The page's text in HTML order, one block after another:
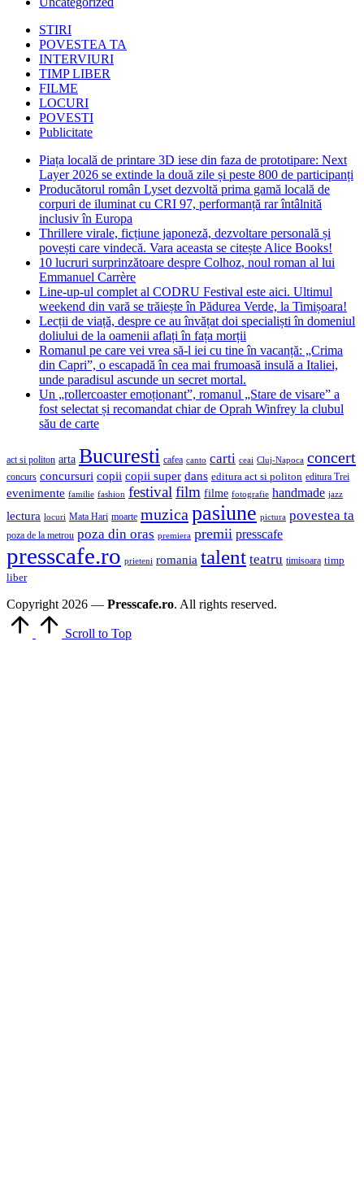
STIRI
POVESTEA TA
INTERVIURI
TIMP LIBER
FILME
LOCURI
POVESTI
Publicitate
Piața locală de printare 3D iese din faza de prototipare: Next
Layer 2026 se extinde la două zile și peste 800 de participanți
Producătorul român Lyset dezvoltă prima gamă locală de
corpuri de iluminat cu CRI 97, performanță rar întâlnită
inclusiv în Europa
Thrillere virale, ficțiune japoneză, dezvoltare personală și
povești care vindecă. Vara aceasta se citește Alice Books!
10 lucruri surprinzătoare despre Colhoz, noul roman al lui
Emmanuel Carrère
Line-up-ul complet al CODRU Festival este aici. Ultimul
weekend din vară se trăiește în Pădurea Verde, la Timișoara!
Lecții de viață, despre ce au învățat doi specialiști în domeniul
doliului de la oamenii aflați în fața morții
Romanul pe care vei vrea să-l iei cu tine în vacanță: „Crima
din Capri”, o escapadă în cea mai frumoasă insulă a Italiei,
unde paradisul ascunde un secret mortal.
Un „rollercoaster emoționant”, romanul „Stare de visare” a
fost selectat și recomandat chiar de Oprah Winfrey la clubul
său de carte
act si politon arta Bucuresti cafea canto carti ceai Cluj-Napoca concert
concurs concursuri copii copii super dans editura act si politon editura Trei
evenimente familie fashion festival film filme fotografie handmade jazz
lectura locuri Mata Hari moarte muzica pasiune pictura povestea ta
poza de la metrou poza din oras premiera premii presscafe
presscafe.ro prieteni romania talent teatru timisoara timp
liber
Copyright 2026 — Presscafe.ro. All rights reserved.
Scroll to Top